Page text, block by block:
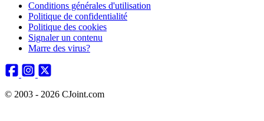
Conditions générales d'utilisation
Politique de confidentialité
Politique des cookies
Signaler un contenu
Marre des virus?
© 2003 - 2026 CJoint.com